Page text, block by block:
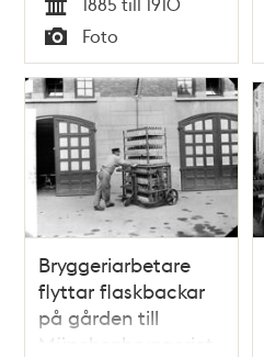
Tid
Typ
Foto
Bryggeriarbetare
flyttar flaskbackar
på gården till
Münchenbryggeriet.